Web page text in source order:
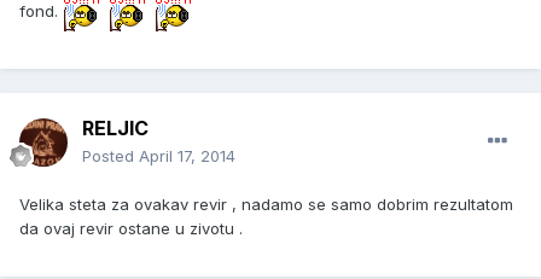
fond.
RELJIC
Posted April 17, 2014
Velika steta za ovakav revir , nadamo se samo dobrim rezultatom
da ovaj revir ostane u zivotu .